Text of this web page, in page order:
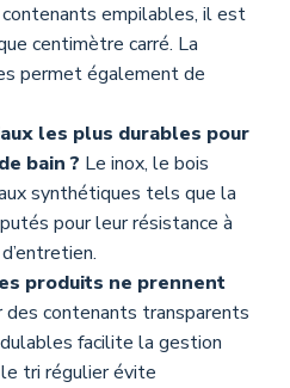
empilables, il est
centimètre carré. La
permet également de
les plus durables pour
bain ? Le inox, le bois
synthétiques tels que la
pour leur résistance à
produits ne prennent
contenants transparents
facilite la gestion
tri régulier évite